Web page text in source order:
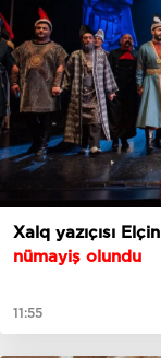
Xalq yazıçısı
nümayiş olundu
11:55